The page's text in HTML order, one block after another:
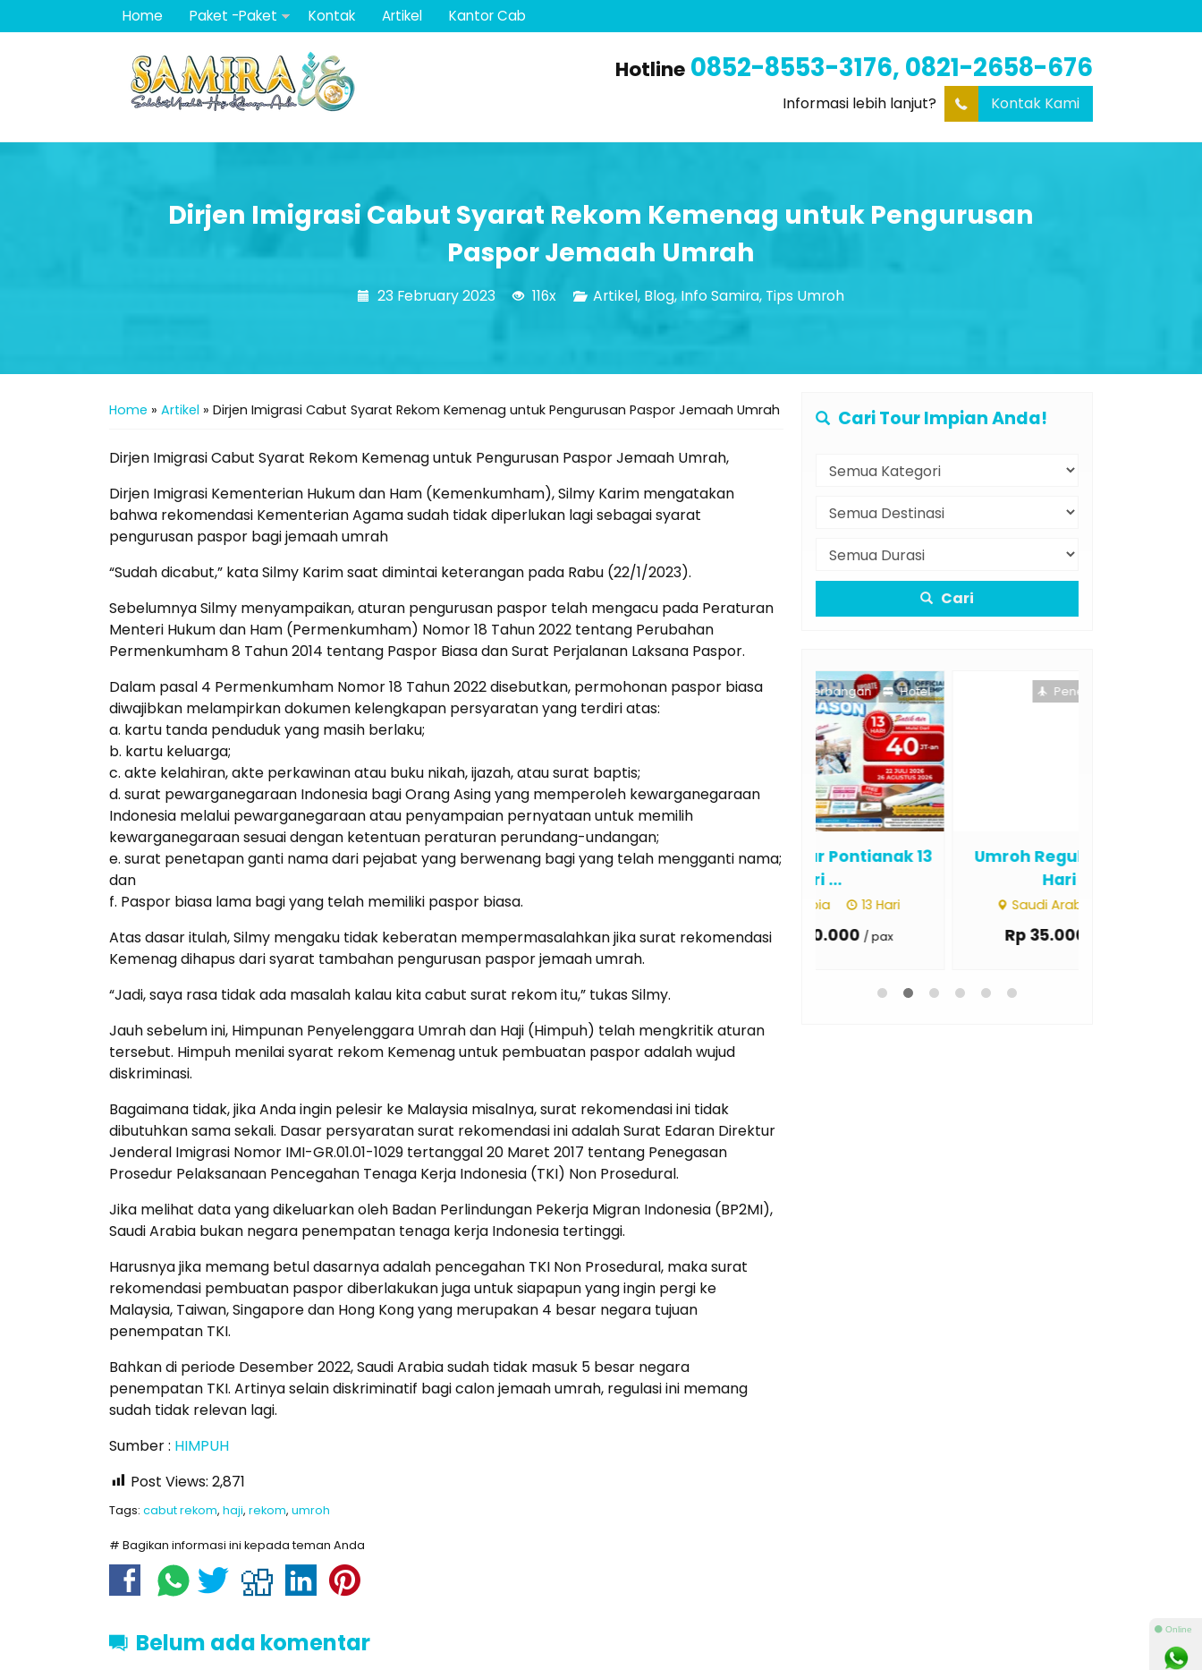
Home Paket -Paket Kontak Artikel Kantor Cab
Hotline 0852-8553-3176, 0821-2658-676
Informasi lebih lanjut? Kontak Kami
Dirjen Imigrasi Cabut Syarat Rekom Kemenag untuk Pengurusan
Paspor Jemaah Umrah
23 February 2023 116x Artikel, Blog, Info Samira, Tips Umroh
Home » Artikel » Dirjen Imigrasi Cabut Syarat Rekom Kemenag untuk Pengurusan Paspor Jemaah Umrah
Dirjen Imigrasi Cabut Syarat Rekom Kemenag untuk Pengurusan Paspor Jemaah Umrah,
Dirjen Imigrasi Kementerian Hukum dan Ham (Kemenkumham), Silmy Karim mengatakan
bahwa rekomendasi Kementerian Agama sudah tidak diperlukan lagi sebagai syarat
pengurusan paspor bagi jemaah umrah
“Sudah dicabut,” kata Silmy Karim saat dimintai keterangan pada Rabu (22/1/2023).
Sebelumnya Silmy menyampaikan, aturan pengurusan paspor telah mengacu pada Peraturan
Menteri Hukum dan Ham (Permenkumham) Nomor 18 Tahun 2022 tentang Perubahan
Permenkumham 8 Tahun 2014 tentang Paspor Biasa dan Surat Perjalanan Laksana Paspor.
Dalam pasal 4 Permenkumham Nomor 18 Tahun 2022 disebutkan, permohonan paspor biasa
diwajibkan melampirkan dokumen kelengkapan persyaratan yang terdiri atas:
a. kartu tanda penduduk yang masih berlaku;
b. kartu keluarga;
c. akte kelahiran, akte perkawinan atau buku nikah, ijazah, atau surat baptis;
d. surat pewarganegaraan Indonesia bagi Orang Asing yang memperoleh kewarganegaraan
Indonesia melalui pewarganegaraan atau penyampaian pernyataan untuk memilih
kewarganegaraan sesuai dengan ketentuan peraturan perundang-undangan;
e. surat penetapan ganti nama dari pejabat yang berwenang bagi yang telah mengganti nama;
dan
f. Paspor biasa lama bagi yang telah memiliki paspor biasa.
Atas dasar itulah, Silmy mengaku tidak keberatan mempermasalahkan jika surat rekomendasi
Kemenag dihapus dari syarat tambahan pengurusan paspor jemaah umrah.
“Jadi, saya rasa tidak ada masalah kalau kita cabut surat rekom itu,” tukas Silmy.
Jauh sebelum ini, Himpunan Penyelenggara Umrah dan Haji (Himpuh) telah mengkritik aturan
tersebut. Himpuh menilai syarat rekom Kemenag untuk pembuatan paspor adalah wujud
diskriminasi.
Bagaimana tidak, jika Anda ingin pelesir ke Malaysia misalnya, surat rekomendasi ini tidak
dibutuhkan sama sekali. Dasar persyaratan surat rekomendasi ini adalah Surat Edaran Direktur
Jenderal Imigrasi Nomor IMI-GR.01.01-1029 tertanggal 20 Maret 2017 tentang Penegasan
Prosedur Pelaksanaan Pencegahan Tenaga Kerja Indonesia (TKI) Non Prosedural.
Jika melihat data yang dikeluarkan oleh Badan Perlindungan Pekerja Migran Indonesia (BP2MI),
Saudi Arabia bukan negara penempatan tenaga kerja Indonesia tertinggi.
Harusnya jika memang betul dasarnya adalah pencegahan TKI Non Prosedural, maka surat
rekomendasi pembuatan paspor diberlakukan juga untuk siapapun yang ingin pergi ke
Malaysia, Taiwan, Singapore dan Hong Kong yang merupakan 4 besar negara tujuan
penempatan TKI.
Bahkan di periode Desember 2022, Saudi Arabia sudah tidak masuk 5 besar negara
penempatan TKI. Artinya selain diskriminatif bagi calon jemaah umrah, regulasi ini memang
sudah tidak relevan lagi.
Sumber : HIMPUH
Post Views: 2,871
Tags: cabut rekom, haji, rekom, umroh
# Bagikan informasi ini kepada teman Anda
Belum ada komentar
Cari Tour Impian Anda!
Cari
Umroh Regular Pontianak 13
Rp 40.000.000 / pax
Penerbangan
Umroh Regular Padang 13
Saudi Arabia 12 Hari
Rp 35.000.000 / pax
Penerbangan Hotel
⚫ Online